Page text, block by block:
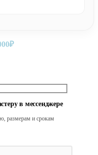
«Небесное
₽
в мессенджере
размерам и срокам